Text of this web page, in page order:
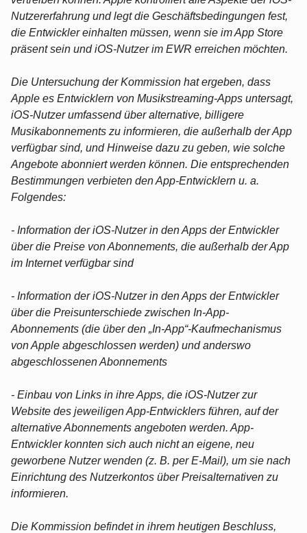
Nutzererfahrung und legt die Geschäftsbedingungen fest,
die Entwickler einhalten müssen, wenn sie im App Store
präsent sein und iOS-Nutzer im EWR erreichen möchten.
Die Untersuchung der Kommission hat ergeben, dass
Apple es Entwicklern von Musikstreaming-Apps untersagt,
iOS-Nutzer umfassend über alternative, billigere
Musikabonnements zu informieren, die außerhalb der App
verfügbar sind, und Hinweise dazu zu geben, wie solche
Angebote abonniert werden können. Die entsprechenden
Bestimmungen verbieten den App-Entwicklern u. a.
Folgendes:
- Information der iOS-Nutzer in den Apps der Entwickler
über die Preise von Abonnements, die außerhalb der App
im Internet verfügbar sind
- Information der iOS-Nutzer in den Apps der Entwickler
über die Preisunterschiede zwischen In-App-
Abonnements (die über den „In-App“-Kaufmechanismus
von Apple abgeschlossen werden) und anderswo
abgeschlossenen Abonnements
- Einbau von Links in ihre Apps, die iOS-Nutzer zur
Website des jeweiligen App-Entwicklers führen, auf der
alternative Abonnements angeboten werden. App-
Entwickler konnten sich auch nicht an eigene, neu
geworbene Nutzer wenden (z. B. per E-Mail), um sie nach
Einrichtung des Nutzerkontos über Preisalternativen zu
informieren.
Die Kommission befindet in ihrem heutigen Beschluss,